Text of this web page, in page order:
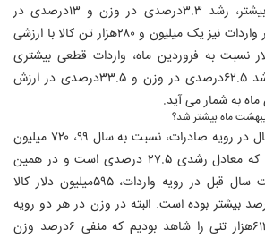
۳۸۴میلیون دلار فروش بیشتر، رشد ۳.۳درصدی در وزن و ۱۳درصدی در
ارزش را شاهد بودیم و در واردات نیز یک میلیون و ۲۸۰هزار تن کالا با ارزشی
میلیون دلار نسبت به فروردین ماه، واردات قطعی بیشتری
داشتیم که این میزان، رشد ۶۲.۵درصدی در وزن و ۳۳.۵درصدی در ارزش
به شمار می آید.
در ۳۱ روز اردیبهشت امسال در رویه صادرات، نسبت به سال ۹۹، ۷۲۰ میلیون
دلار کالا بیشتر صادر شد که معادل رشدی ۲۷.۵ درصدی است و در همین
مدت نسبت به اردیبهشت سال قبل در رویه واردات، ۵۹۵میلیون دلار کالا
وارد شده که ۱۹ درصد بیشتر بوده است. البته در وزن در هر دو رویه
کاهش ۵۳۱هزار تنی و ۶۱۲هزار تنی را شاهد بودیم که منفی ۶درصد وزن